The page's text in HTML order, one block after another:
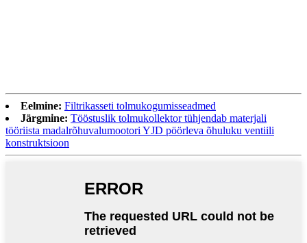
Eelmine: Filtrikasseti tolmukogumisseadmed
Järgmine: Tööstuslik tolmukollektor tühjendab materjali
tööriista madalrõhuvalumootori YJD pöörleva õhuluku ventiili
konstruktsioon